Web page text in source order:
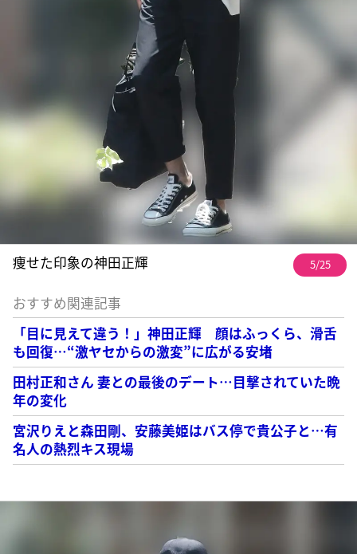
痩せた印象の神田正輝 5/25
おすすめ関連記事
「目に見えて違う！」神田正輝 顔はふっくら、滑舌
も回復…“激ヤセからの激変”に広がる安堵
田村正和さん 妻との最後のデート…目撃されていた晩
年の変化
宮沢りえと森田剛、安藤美姫はバス停で貴公子と…有
名人の熱烈キス現場